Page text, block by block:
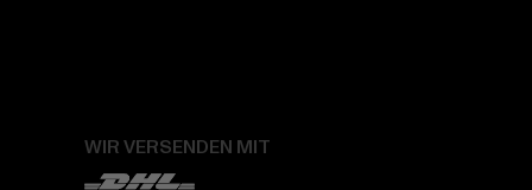
WIR VERSENDEN MIT